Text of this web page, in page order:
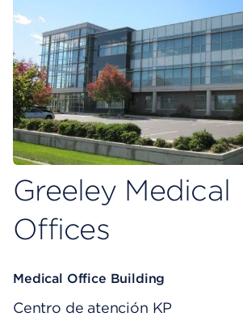
Greeley Medical
Offices
Medical Office Building
Centro de atención KP